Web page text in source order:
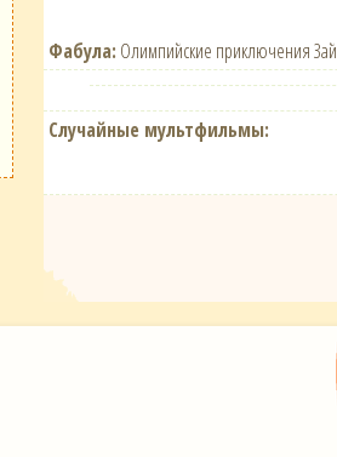
Фабула: Олимпийские приключения
Случайные мультфильмы: